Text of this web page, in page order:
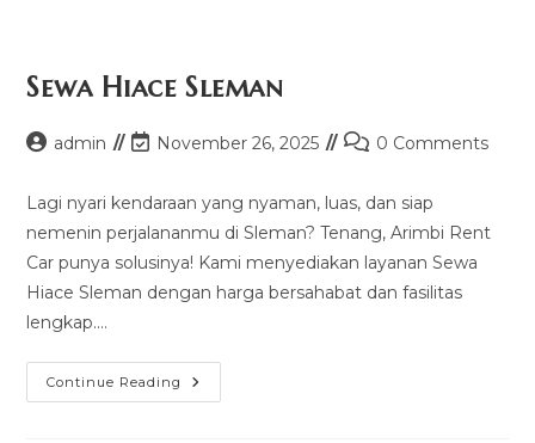
Sewa Hiace Sleman
Postadmin
Post
modified:
November 26, 2025
Post0 Comments
Lagi nyari kendaraan yang nyaman, luas, dan siap
nemenin perjalananmu di Sleman? Tenang, Arimbi Rent
Car punya solusinya! Kami menyediakan layanan Sewa
Hiace Sleman dengan harga bersahabat dan fasilitas
lengkap.…
Continue Reading Sewa
Hiace